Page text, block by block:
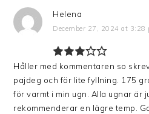
Helena
December 27, 2024 at 3:28
Håller med kommentaren so
pajdeg och för lite fyllning. 175
för varmt i min ugn. Alla ugnar är
rekommenderar en lägre temp.